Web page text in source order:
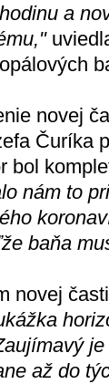
a
novej
Čuríka
bol
nám to
baňa
novej
až do